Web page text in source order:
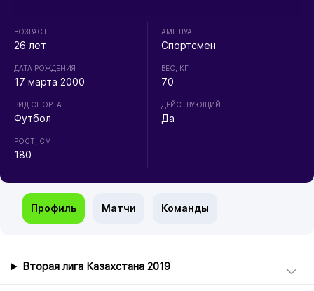
ВОЗРАСТ
26 лет
ДАТА РОЖДЕНИЯ
17 марта 2000
ВИД СПОРТА
Футбол
РОСТ, СМ
180
АМПЛУА
Спортсмен
ВЕС, КГ
70
ДЕЙСТВУЮЩИЙ
Да
Профиль Матчи Команды
Вторая лига Казахстана 2019